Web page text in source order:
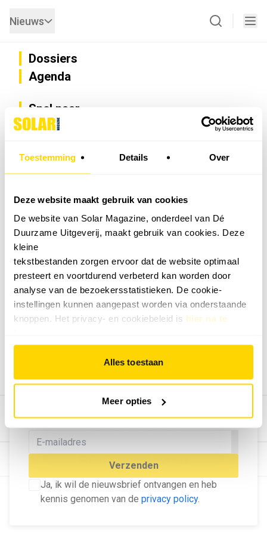
Toestemming Details Over
Deze website maakt gebruik van cookies
De website van Solar Magazine, onderdeel van Dé
Duurzame Uitgeverij, maakt gebruik van cookies. Deze
kleine
tekstbestanden zorgen ervoor dat de website optimaal
presteert en voortdurend verbeterd kan worden door
analyse van de bezoekersstatistieken. De cookie-
instellingen kunnen aangepast worden via onderstaande
knoppen. Het privacy- en cookiebeleid is hier na te
Alles toestaan
Meer opties
MELD U AAN VOOR ONZE
NIEUWSBRIEF
Blijf op de hoogte van het laatste nieuws!
Verzenden
Ja, ik wil de nieuwsbrief ontvangen en heb
kennis genomen van de privacy policy.
Nieuws
Dossiers
Agenda
Snel naar
Privacy
Nieuwsbrief
Vacatures
Installateurzoeker
Cookievoorkeuren wijzigen
English
Geef ons feedback
Vertel ons wat je van onze website vindt.
Tip de redactie
Bekijk hier de mogelijkheden.
© Dé Duurzame Uitgeverij